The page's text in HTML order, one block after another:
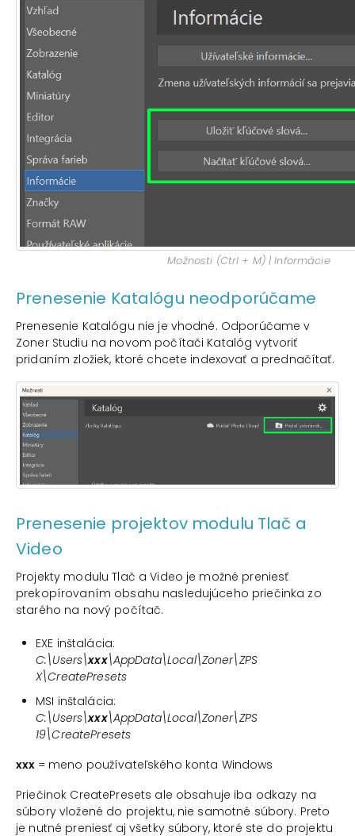
Možnosti (Ctrl + M) | Informácie
Prenesenie Katalógu neodporúčame
Prenesenie Katalógu nie je vhodné. Odporúčame v
Zoner Studiu na novom počítači Katalóg vytvoriť
pridaním zložiek, ktoré chcete indexovať a prednačítať.
Prenesenie projektov modulu Tlač a
Video
Projekty modulu Tlač a Video je možné preniesť
prekopírovaním obsahu nasledujúceho priečinka zo
starého na nový počítač.
EXE inštalácia:
C:\Users\xxx\AppData\Local\Zoner\ZPS
X\CreatePresets
MSI inštalácia:
C:\Users\xxx\AppData\Local\Zoner\ZPS
19\CreatePresets
xxx = meno používateľského konta Windows
Priečinok CreatePresets ale obsahuje iba odkazy na
súbory vložené do projektu, nie samotné súbory. Preto
je nutné preniesť aj všetky súbory, ktoré ste do projektu